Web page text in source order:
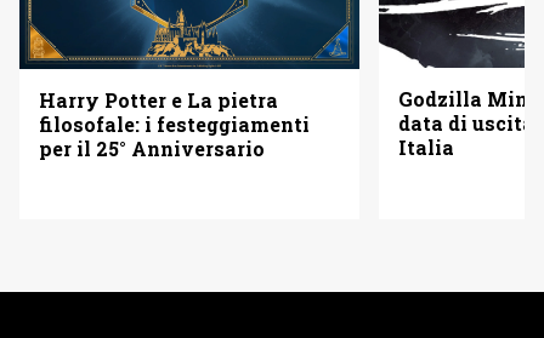
Harry Potter e La pietra
filosofale: i festeggiamenti
per il 25° Anniversario
Godzilla
data di uscita
Italia